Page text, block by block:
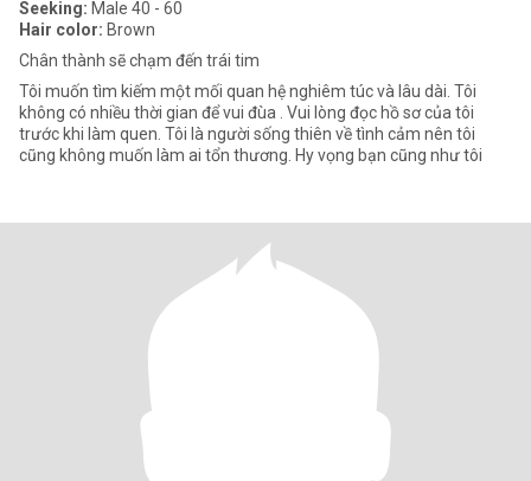
Seeking: Male 40 - 60
Hair color: Brown
Chân thành sẽ chạm đến trái tim
Tôi muốn tìm kiếm một mối quan hệ nghiêm túc và lâu dài. Tôi
không có nhiều thời gian để vui đùa . Vui lòng đọc hồ sơ của tôi
trước khi làm quen. Tôi là người sống thiên về tình cảm nên tôi
cũng không muốn làm ai tổn thương. Hy vọng bạn cũng như tôi